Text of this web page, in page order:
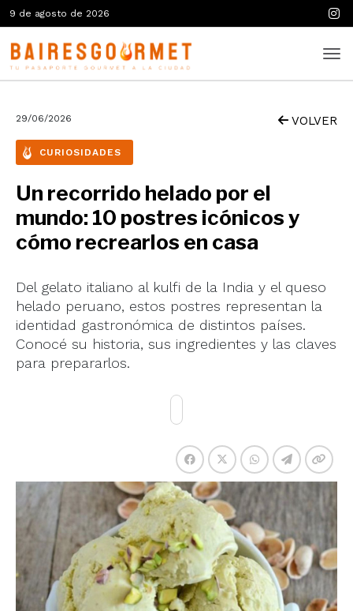
9 de agosto de 2026
29/06/2026 VOLVER
CURIOSIDADES
Un recorrido helado por el
mundo: 10 postres icónicos y
cómo recrearlos en casa
Del gelato italiano al kulfi de la India y el queso
helado peruano, estos postres representan la
identidad gastronómica de distintos países.
Conocé su historia, sus ingredientes y las claves
para prepararlos.